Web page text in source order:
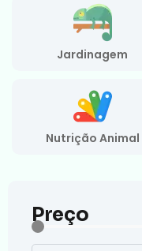
Jardinagem
Nutrição Animal
Preço